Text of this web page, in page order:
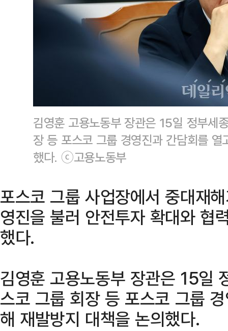
김영훈 고용노동부 장관은 15일 정부세
장 등 포스코 그룹 경영진과 간담회를
했다. ⓒ고용노동부
포스코 그룹 사업장에서 중대재
영진을 불러 안전투자 확대와 협
했다.
김영훈 고용노동부 장관은 15일
스코 그룹 회장 등 포스코 그룹
해 재발방지 대책을 논의했다.